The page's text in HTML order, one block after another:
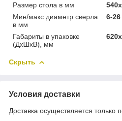
Размер стола в мм
Мин/макс диаметр сверла
в мм
6-26
Габариты в упаковке
(ДхШхВ), мм
Скрыть
Условия доставки
Доставка осуществляется только